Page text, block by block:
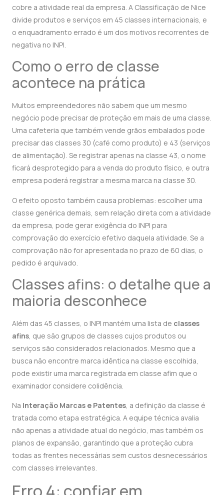
cobre a atividade real da empresa. A Classificação de Nice
divide produtos e serviços em 45 classes internacionais, e
o enquadramento errado é um dos motivos recorrentes de
negativa no INPI.
Como o erro de classe
acontece na prática
Muitos empreendedores não sabem que um mesmo
negócio pode precisar de proteção em mais de uma classe.
Uma cafeteria que também vende grãos embalados pode
precisar das classes 30 (café como produto) e 43 (serviços
de alimentação). Se registrar apenas na classe 43, o nome
ficará desprotegido para a venda do produto físico, e outra
empresa poderá registrar a mesma marca na classe 30.
O efeito oposto também causa problemas: escolher uma
classe genérica demais, sem relação direta com a atividade
da empresa, pode gerar exigência do INPI para
comprovação do exercício efetivo daquela atividade. Se a
comprovação não for apresentada no prazo de 60 dias, o
pedido é arquivado.
Classes afins: o detalhe que a
maioria desconhece
Além das 45 classes, o INPI mantém uma lista de classes
afins, que são grupos de classes cujos produtos ou
serviços são considerados relacionados. Mesmo que a
busca não encontre marca idêntica na classe escolhida,
pode existir uma marca registrada em classe afim que o
examinador considere colidência.
Na Interação Marcas e Patentes, a definição da classe é
tratada como etapa estratégica. A equipe técnica avalia
não apenas a atividade atual do negócio, mas também os
planos de expansão, garantindo que a proteção cubra
todas as frentes necessárias sem custos desnecessários
com classes irrelevantes.